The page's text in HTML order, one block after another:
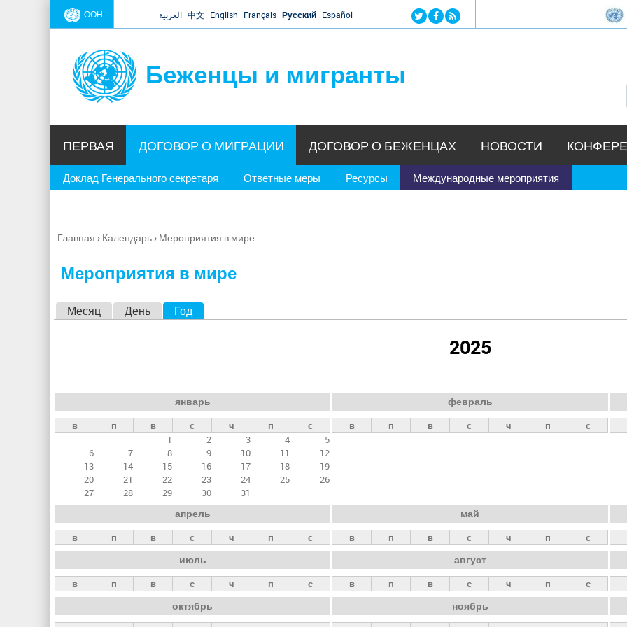
Jump to navigation
ООН العربية 中文 English Français Русский Español
Беженцы и мигранты
ПЕРВАЯ ДОГОВОР О МИГРАЦИИ
Доклад Генерального секретаря Ответные меры Ресурсы Международные мероприятия
ДОГОВОР О БЕЖЕНЦАХ НОВОСТИ
Вы
Главная › Календарь› Мероприятия в мире
Мероприятия в мире
н
ы
е
а
д
к
и
Месяц День Год
2025
январь
в п в с ч п
с
1
2 3 4
5
6
7 8 9 10 11
12
13
14 15 16 17 18
19
20
21 22 23 24 25
26
27
28 29 30 31
февраль
в п в с ч п с
апрель
в п в с ч п с
май
в п в с ч п с
июль
в п в с ч п с
август
в п в с ч п с
октябрь ноябрь